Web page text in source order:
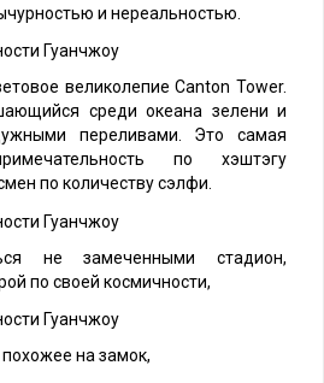
и нереальностью.
великолепие Canton Tower.
среди океана зелени и
переливами. Это самая
по хэштэгу
по количеству сэлфи.
не замеченными стадион,
по своей космичности,
на замок,